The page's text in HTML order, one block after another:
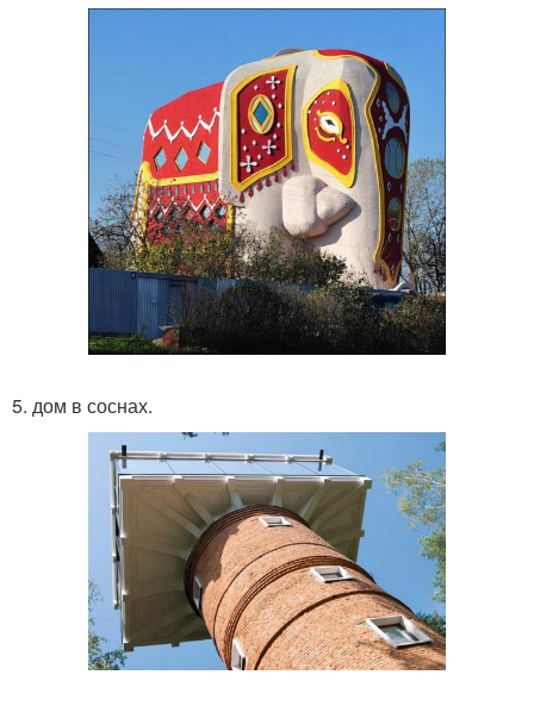
5. дом в соснах.